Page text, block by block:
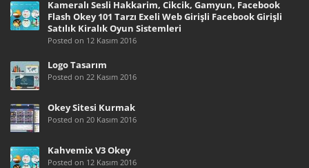
Kameralı Sesli Hakkarim, Cikcik, Gamyun, Facebook
Flash Okey 101 Tarzı Exeli Web Girişli Facebook Girişli
Satılık Kiralık Oyun Sistemleri
Posted on 12 Kasım 2016
Logo Tasarım
Posted on 22 Kasım 2016
Okey Sitesi Kurmak
Posted on 20 Kasım 2016
Kahvemix V3 Okey
Posted on 12 Kasım 2016